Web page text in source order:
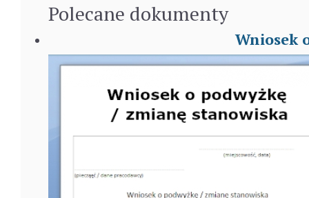
Polecane dokumenty
Wniosek